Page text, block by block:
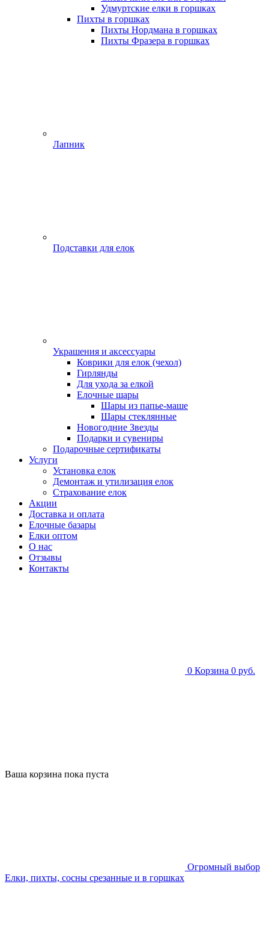
Удмуртские елки в горшках
Пихты в горшках
Пихты Нордмана в горшках
Пихты Фразера в горшках
Лапник
Подставки для елок
Украшения и аксессуары
Коврики для елок (чехол)
Гирлянды
Для ухода за елкой
Елочные шары
Шары из папье-маше
Шары стеклянные
Новогодние Звезды
Подарки и сувениры
Подарочные сертификаты
Услуги
Установка елок
Демонтаж и утилизация елок
Страхование елок
Акции
Доставка и оплата
Елочные базары
Елки оптом
О нас
Отзывы
Контакты
0 Корзина 0 руб.
Ваша корзина пока пуста
Огромный выбор
Елки, пихты, сосны срезанные и в горшках